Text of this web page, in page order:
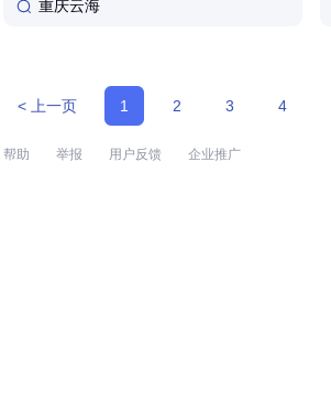
重庆云海
< 上一页 1 2 3 4
帮助 举报 用户反馈 企业推广